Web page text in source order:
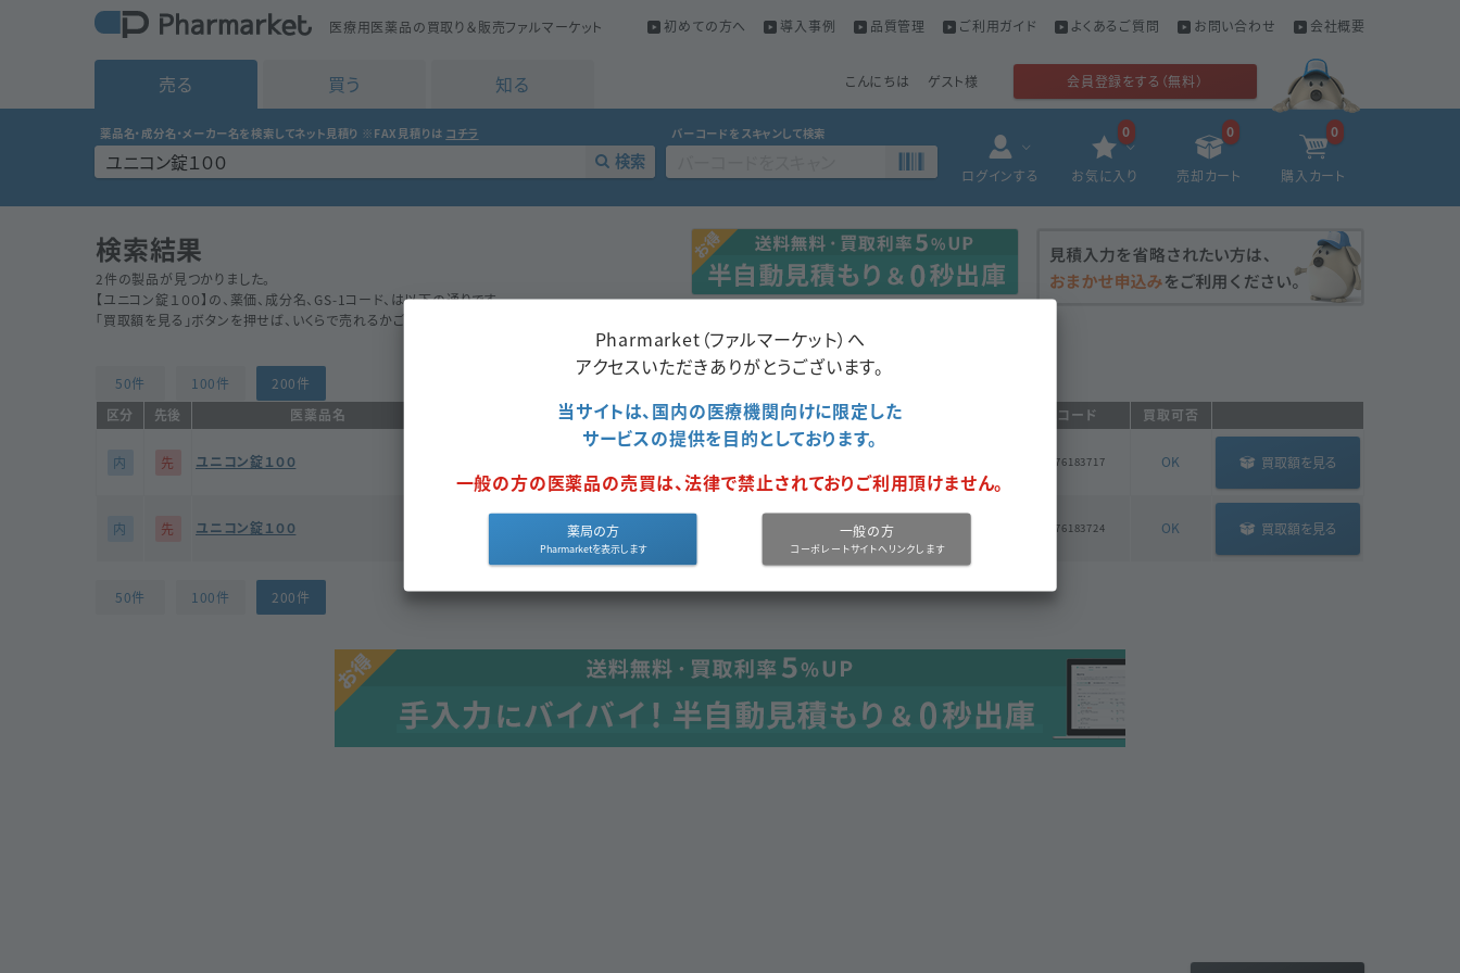
医療用医薬品の買取り＆販売ファルマーケット 初めての方へ 導入事例 品質管理 ご利用ガイド よくあるご質問 お問い合わせ 会社概要
売る 買う 知る こんにちは ゲスト様 会員登録をする（無料）
薬品名・成分名・メーカー名を検索してネット見積り ※FAX見積りは コチラ
検索
バーコードをスキャンして検索
ログインする お気に入り
0
売却カート
0
購入カート
0
検索結果
2件の製品が見つかりました。
【ユニコン錠１００】の、薬価、成分名、GS-1コード、は以下の通りです。
「買取額を見る」ボタンを押せば、いくらで売れるかご確認いただけます。
50件 100件
200件
区分
先後 医薬品名 成分名 薬価 包装数量 包装形態 GS-1コード 買取可否
内 先 ユニコン錠１００
100錠
（10錠×10）
14987376183717 OK 買取額を見る
内 先 ユニコン錠１００
500錠
ＰＴＰ 14987376183724 OK 買取額を見る
50件 100件 200件
Pharmarket（ファルマーケット）へ
アクセスいただきありがとうございます。
当サイトは、国内の医療機関向けに限定した
サービスの提供を目的としております。
一般の方の医薬品の売買は、法律で禁止されておりご利用頂けません。
薬局の方 一般の方